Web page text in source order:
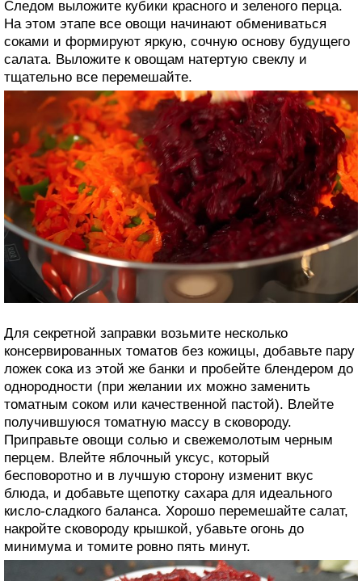
Следом выложите кубики красного и зеленого перца.
На этом этапе все овощи начинают обмениваться
соками и формируют яркую, сочную основу будущего
салата. Выложите к овощам натертую свеклу и
тщательно все перемешайте.
Для секретной заправки возьмите несколько
консервированных томатов без кожицы, добавьте пару
ложек сока из этой же банки и пробейте блендером до
однородности (при желании их можно заменить
томатным соком или качественной пастой). Влейте
получившуюся томатную массу в сковороду.
Приправьте овощи солью и свежемолотым черным
перцем. Влейте яблочный уксус, который
бесповоротно и в лучшую сторону изменит вкус
блюда, и добавьте щепотку сахара для идеального
кисло-сладкого баланса. Хорошо перемешайте салат,
накройте сковороду крышкой, убавьте огонь до
минимума и томите ровно пять минут.